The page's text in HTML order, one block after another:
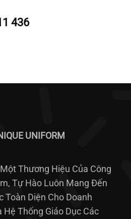
436
UNIFORM
Thương Hiệu Của Công
Tự Hào Luôn Mang Đến
Toàn Diện Cho Doanh
Hệ Thống Giáo Dục Các